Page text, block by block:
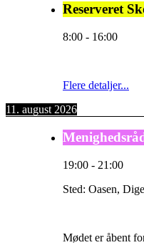
Reserveret
8:00 - 16:00
Flere detaljer...
11. august 2026
19:00 - 21:00
Sted: Oasen,
Mødet er åbent